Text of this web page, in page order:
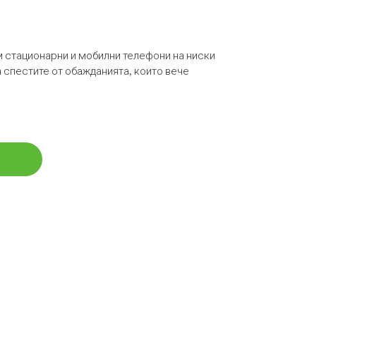
и мобилни телефони на ниски
от обажданията, които вече